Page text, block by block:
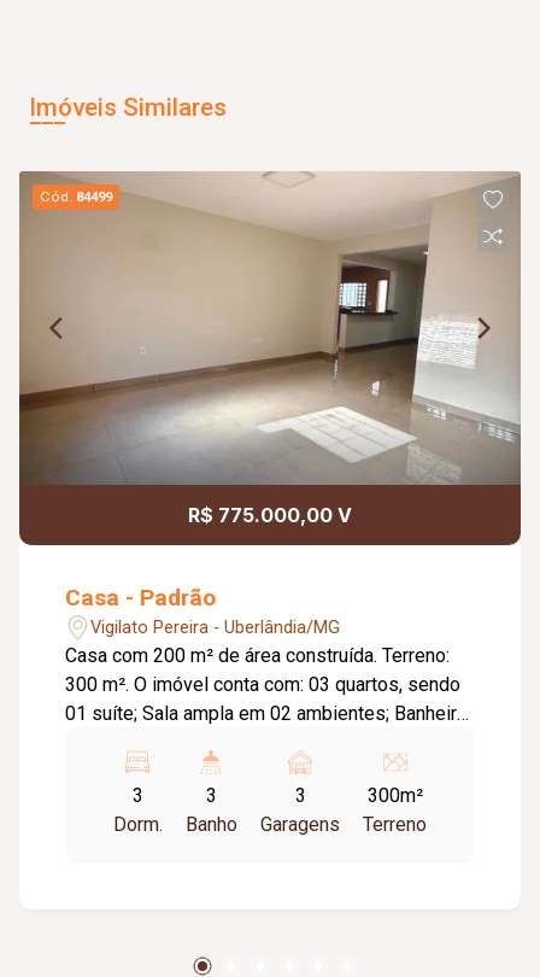
Imóveis Similares
Cód. 84499
R$ 775.000,00 V
Casa - Padrão
Vigilato Pereira - Uberlândia/MG
Casa com 200 m² de área construída. Terreno:
300 m². O imóvel conta com: 03 quartos, sendo
01 suíte; Sala ampla em 02 ambientes; Banheiro
gourmet com edícula; Espaço para escritório ou
despensa; Lavanderia; Banheiro externo; 03
vagas de garagem; Diferenciais: Piso em
3
Dorm.
3
Banho
3
Garagens
300m²
Terreno